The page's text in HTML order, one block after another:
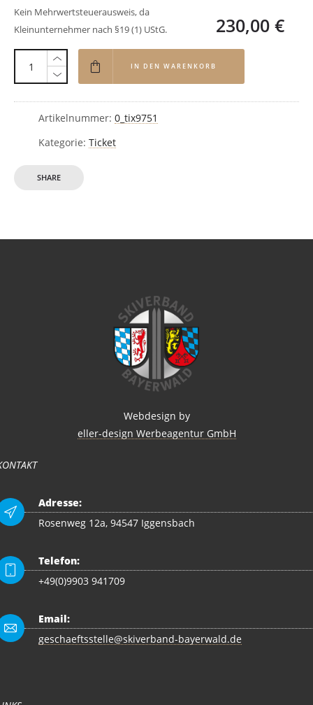
Kein Mehrwertsteuerausweis, da
Kleinunternehmer nach §19 (1) UStG.
230,00 €
IN DEN WARENKORB
Artikelnummer: 0_tix9751
Kategorie: Ticket
SHARE
Webdesign by
eller-design Werbeagentur GmbH
Adresse:
Rosenweg 12a, 94547 Iggensbach
Telefon:
+49(0)9903 941709
Email:
geschaeftsstelle@skiverband-bayerwald.de